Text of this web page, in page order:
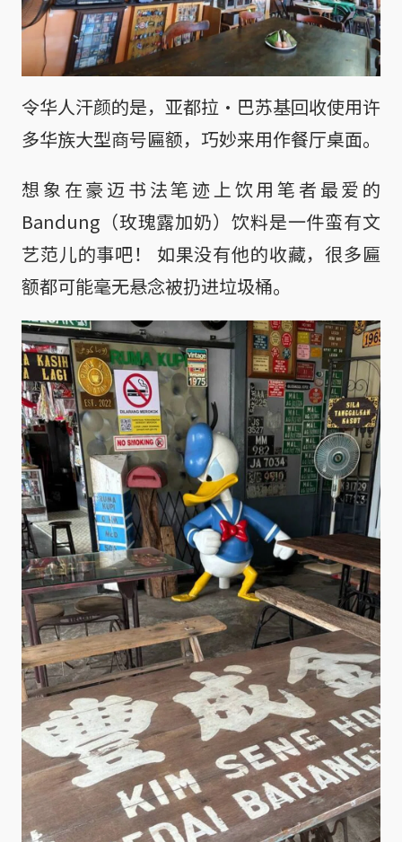
令华人汗颜的是，亚都拉·巴苏基回收使用许
多华族大型商号匾额，巧妙来用作餐厅桌面。
想象在豪迈书法笔迹上饮用笔者最爱的
Bandung（玫瑰露加奶）饮料是一件蛮有文
艺范儿的事吧！ 如果没有他的收藏，很多匾
额都可能毫无悬念被扔进垃圾桶。